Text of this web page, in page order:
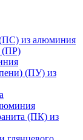
из алюминия
(ПР)
(ПУ) из
(ПК) из